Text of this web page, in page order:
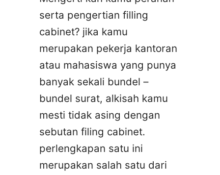
serta pengertian filling
cabinet? jika kamu
merupakan pekerja kantoran
atau mahasiswa yang punya
banyak sekali bundel –
bundel surat, alkisah kamu
mesti tidak asing dengan
sebutan filing cabinet.
perlengkapan satu ini
merupakan salah satu dari